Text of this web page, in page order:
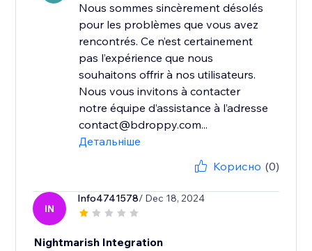
Nous sommes sincèrement désolés
pour les problèmes que vous avez
rencontrés. Ce n’est certainement
pas l’expérience que nous
souhaitons offrir à nos utilisateurs.
Nous vous invitons à contacter
notre équipe d’assistance à l’adresse
contact@bdroppy.com...
Детальніше
Корисно (0)
IN
Info4741578/ Dec 18, 2024
Nightmarish Integration